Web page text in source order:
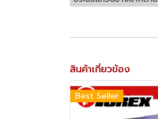
สินค้าเกี่ยวข้อง
Best Seller